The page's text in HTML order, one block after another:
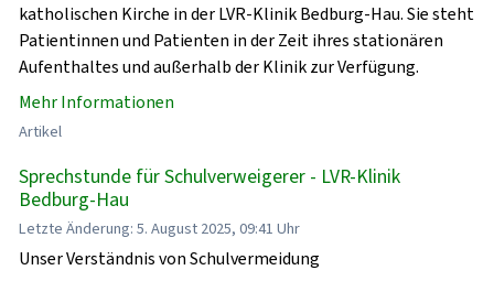
katholischen Kirche in der LVR-Klinik Bedburg-Hau. Sie steht
Patientinnen und Patienten in der Zeit ihres stationären
Aufenthaltes und außerhalb der Klinik zur Verfügung.
Mehr Informationen
Artikel
Sprechstunde für Schulverweigerer - LVR-Klinik
Bedburg-Hau
Letzte Änderung: 5. August 2025, 09:41 Uhr
Unser Verständnis von Schulvermeidung